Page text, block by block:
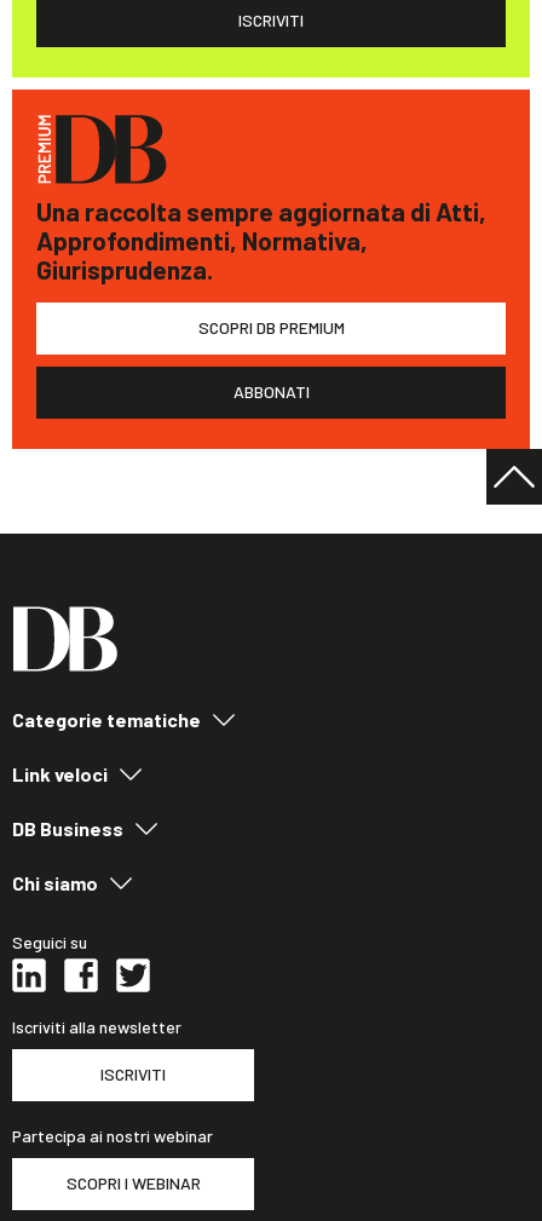
ISCRIVITI
Una raccolta sempre aggiornata di Atti,
Approfondimenti, Normativa,
Giurisprudenza.
SCOPRI DB PREMIUM
ABBONATI
Categorie tematiche
Link veloci
DB Business
Chi siamo
Seguici su
Iscriviti alla newsletter
ISCRIVITI
Partecipa ai nostri webinar
SCOPRI I WEBINAR